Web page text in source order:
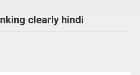
clearly hindi